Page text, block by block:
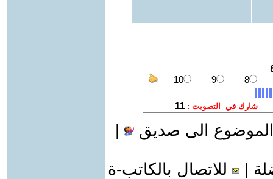
الى صديق
للاتصال بالكاتب-ة